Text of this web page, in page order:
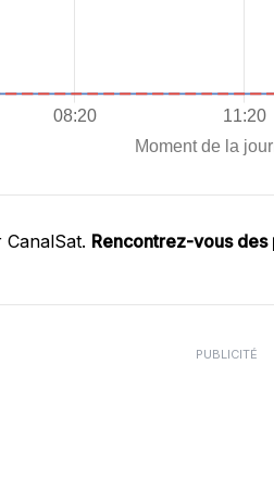
Rencontrez-vous
PUBLICITÉ